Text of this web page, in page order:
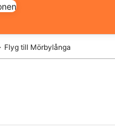
Flyg till Mörbylånga